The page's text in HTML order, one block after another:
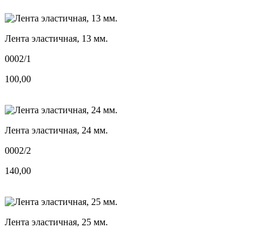
Лента эластичная, 13 мм.
0002/1
100,00
Лента эластичная, 24 мм.
0002/2
140,00
Лента эластичная, 25 мм.